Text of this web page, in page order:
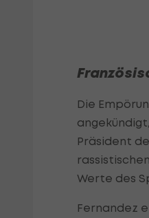
Die
Präsident
Werte des
Fernandez